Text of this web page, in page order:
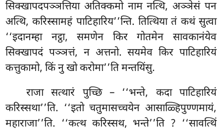
सिक्खापदपञ्ञत्तिया अतिक्कमो नाम नत्थि, अञ्ञेसं पन
अत्थि, करिस्सामहं पाटिहारिय’’न्ति. तित्थिया तं कथं सुत्वा
‘‘इदानम्हा नट्ठा, समणेन किर गोतमेन सावकानंयेव
सिक्खापदं पञ्ञत्तं, न अत्तनो. सयमेव किर पाटिहारियं
कत्तुकामो, किं नु खो करोमा’’ति मन्तयिंसु.
राजा सत्थारं पुच्छि – ‘‘भन्ते, कदा पाटिहारियं
करिस्सथा’’ति. ‘‘इतो चतुमासच्चयेन आसाळ्हिपुण्णमायं,
महाराजा’’ति. ‘‘कत्थ करिस्सथ, भन्ते’’ति ? ‘‘सावत्थिं